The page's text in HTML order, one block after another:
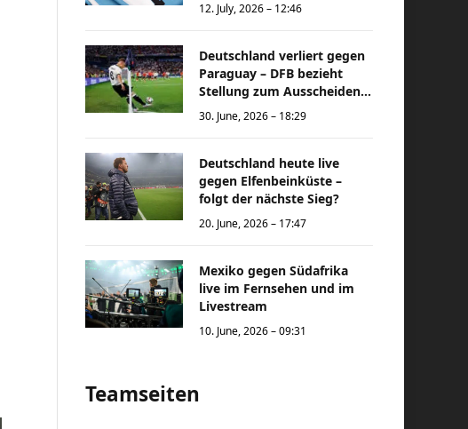
12. July, 2026 – 12:46
Deutschland verliert gegen
Paraguay – DFB bezieht
Stellung zum Ausscheiden
bei der Weltmeisterschaft
30. June, 2026 – 18:29
Deutschland heute live
gegen Elfenbeinküste –
folgt der nächste Sieg?
20. June, 2026 – 17:47
Mexiko gegen Südafrika
live im Fernsehen und im
Livestream
10. June, 2026 – 09:31
Teamseiten